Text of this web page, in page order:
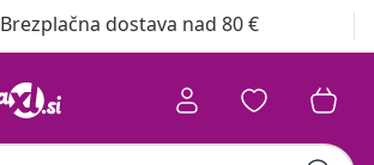
Brezplačna dostava nad 80 €